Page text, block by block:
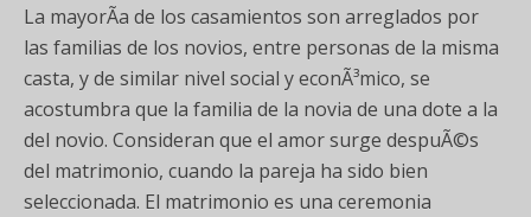
La mayorÃ­a de los casamientos son arreglados por
las familias de los novios, entre personas de la misma
casta, y de similar nivel social y econÃ³mico, se
acostumbra que la familia de la novia de una dote a la
del novio. Consideran que el amor surge despuÃ©s
del matrimonio, cuando la pareja ha sido bien
seleccionada. El matrimonio es una ceremonia